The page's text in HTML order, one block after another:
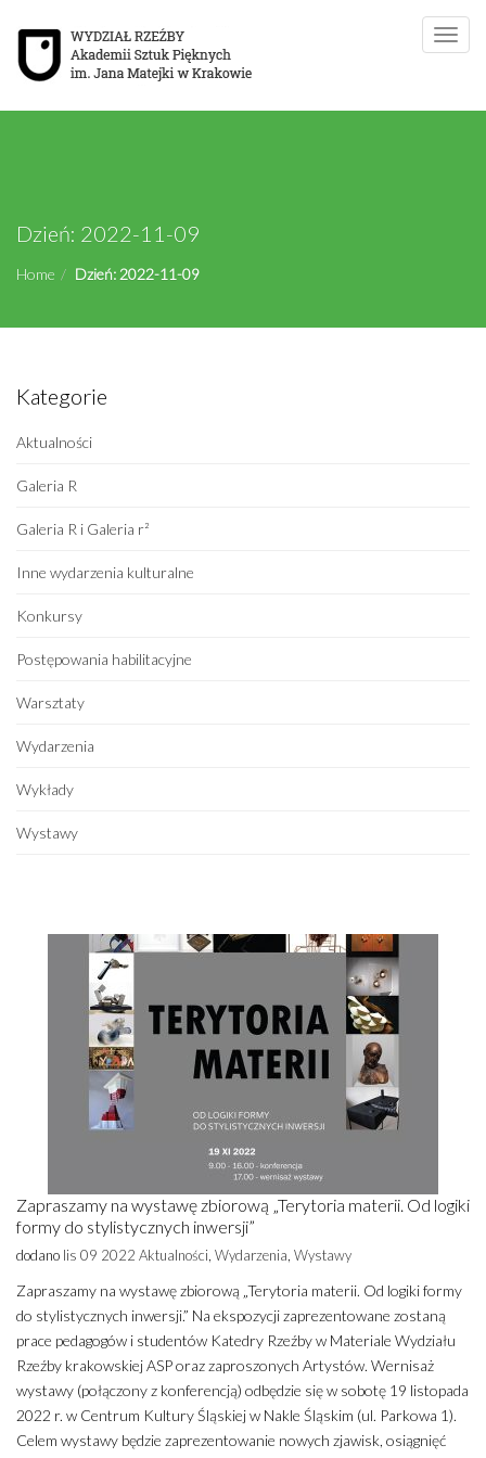
Toggle
Dzień: 2022-11-09
Home Dzień: 2022-11-09
Kategorie
Aktualności
Galeria R
Galeria R i Galeria r²
Inne wydarzenia kulturalne
Konkursy
Postępowania habilitacyjne
Warsztaty
Wydarzenia
Wykłady
Wystawy
Zapraszamy na wystawę zbiorową „Terytoria materii. Od logiki
formy do stylistycznych inwersji”
dodano lis 09 2022 Aktualności Wydarzenia Wystawy
Zapraszamy na wystawę zbiorową „Terytoria materii. Od logiki formy
do stylistycznych inwersji.” Na ekspozycji zaprezentowane zostaną
prace pedagogów i studentów Katedry Rzeźby w Materiale Wydziału
Rzeźby krakowskiej ASP oraz zaproszonych Artystów. Wernisaż
wystawy (połączony z konferencją) odbędzie się w sobotę 19 listopada
2022 r. w Centrum Kultury Śląskiej w Nakle Śląskim (ul. Parkowa 1).
Celem wystawy będzie zaprezentowanie nowych zjawisk, osiągnięć